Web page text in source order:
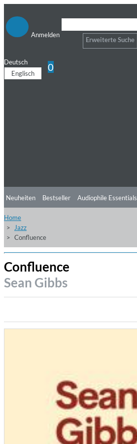
Anmelden
Erweiterte Suche
Deutsch
Englisch
0
Neuheiten Bestseller Audiophile Essentials
Home
Jazz
Confluence
Confluence
Sean Gibbs